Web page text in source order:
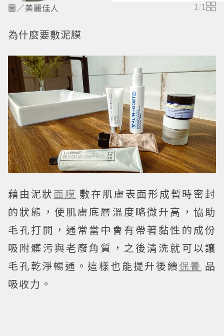
圖／美麗佳人 1/1
為什麼要敷泥膜
藉由泥狀面膜 敷在肌膚表面形成暫時密封
的狀態，使肌膚底層溫度略微升高，協助
毛孔打開，通常當中會有帶著黏性的成份
吸附髒污與老廢角質，之後清洗就可以讓
毛孔乾淨暢通。這樣也能提升後續保養 品
吸收力。